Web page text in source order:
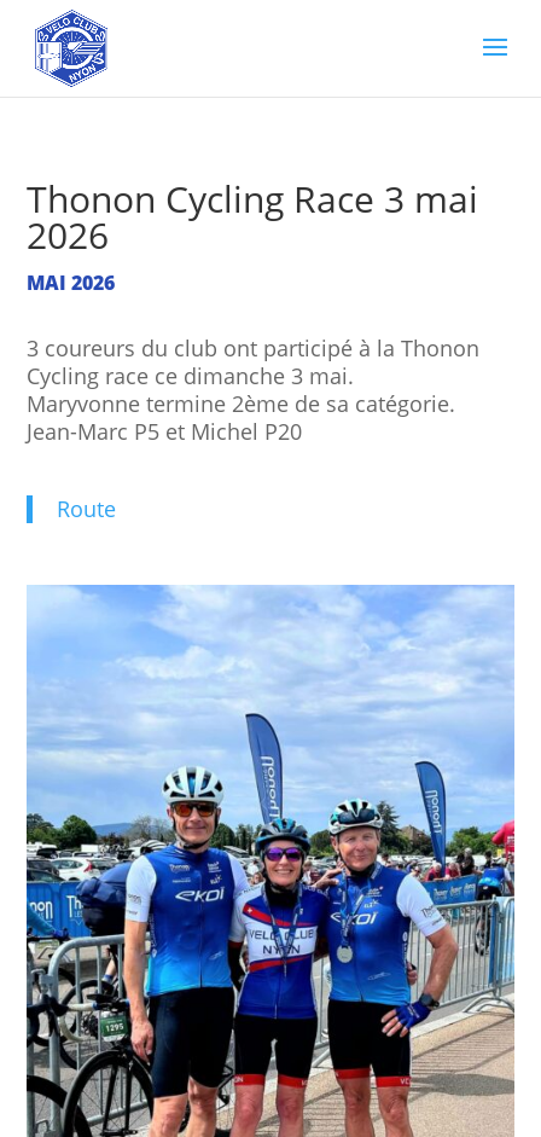
Thonon Cycling Race 3 mai
2026
MAI 2026
3 coureurs du club ont participé à la Thonon
Cycling race ce dimanche 3 mai.
Maryvonne termine 2ème de sa catégorie.
Jean-Marc P5 et Michel P20
Route